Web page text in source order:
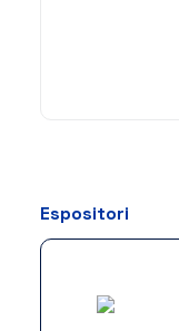
Espositori